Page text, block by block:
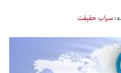
سراب حقیقت